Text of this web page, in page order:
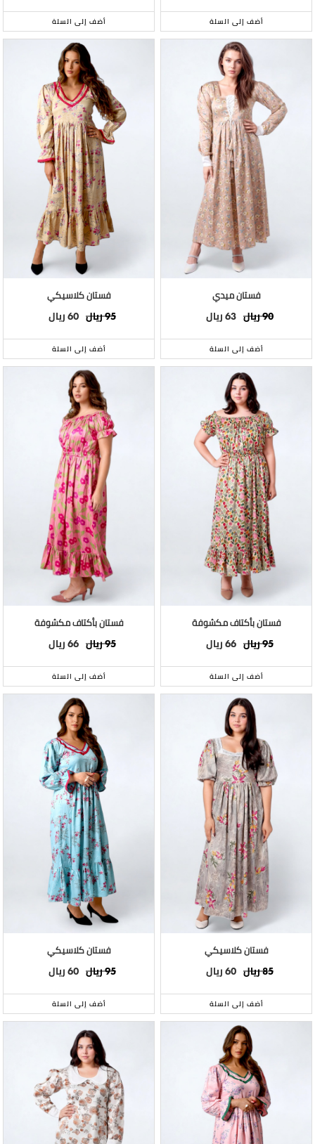
أضف إلى السلة أضف إلى السلة
فستان ميدي
ريال90 ريال 63
أضف إلى السلة
فستان كلاسيكي
ريال95 ريال 60
أضف إلى السلة
فستان بأكتاف مكشوفة
ريال95 ريال 66
أضف إلى السلة
فستان بأكتاف مكشوفة
ريال95 ريال 66
أضف إلى السلة
فستان كلاسيكي
ريال85 ريال 60
أضف إلى السلة
فستان كلاسيكي
ريال95 ريال 60
أضف إلى السلة